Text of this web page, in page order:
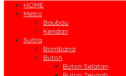
HOME
Metro
Baubau
Kendari
Sultra
Bombana
Buton
Buton Selatan